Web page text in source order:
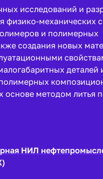
исследований и
физико-механических
и полимерных
создания новых
деталей
основе методом литья
НИЛ